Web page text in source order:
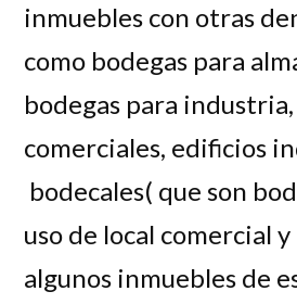
inmuebles con otras
como bodegas para
bodegas para
comerciales, edificios
bodecales( que son
uso de local comercial
algunos inmuebles de